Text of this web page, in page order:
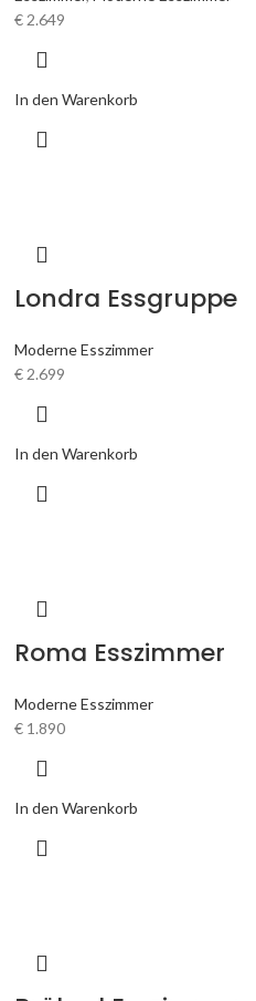
€2.649
In den Warenkorb
Londra Essgruppe
Moderne Esszimmer
€2.699
In den Warenkorb
Roma Esszimmer
Moderne Esszimmer
€ 1.890
In den Warenkorb